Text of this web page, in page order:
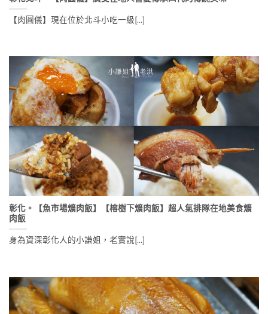
【肉圓儀】現在位於北斗小吃一級[...]
彰化。【魚市場爌肉飯】【榕樹下爌肉飯】超人氣排隊在地美食爌
肉飯
身為資深彰化人的小謙姐，老實說[...]